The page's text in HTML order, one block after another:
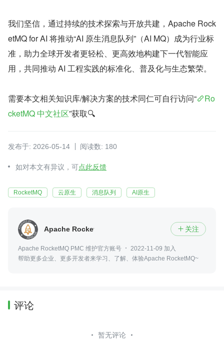
我们坚信，通过持续的技术探索与开放共建，Apache Rock
etMQ for AI 将推动“AI 原生消息队列”（AI MQ）成为行业标
准，助力全球开发者更轻松、更高效地构建下一代智能应
用，共同推动 AI 工程实践的标准化、普及化与生态繁荣。
需要本文相关知识库/解决方案的技术同仁可自行访问“
Ro
cketMQ 中文社区”获取🔍
发布于: 2026-05-14 阅读数: 180
如对本文有异议，可点此反馈
RocketMQ 云原生 消息队列 AI原生
Apache RocketMQ  关注
Apache RocketMQ PMC 维护官方账号
2022-11-09 加入
帮助更多企业、更多开发者来学习、了解、体验Apache RocketMQ~
评论
暂无评论